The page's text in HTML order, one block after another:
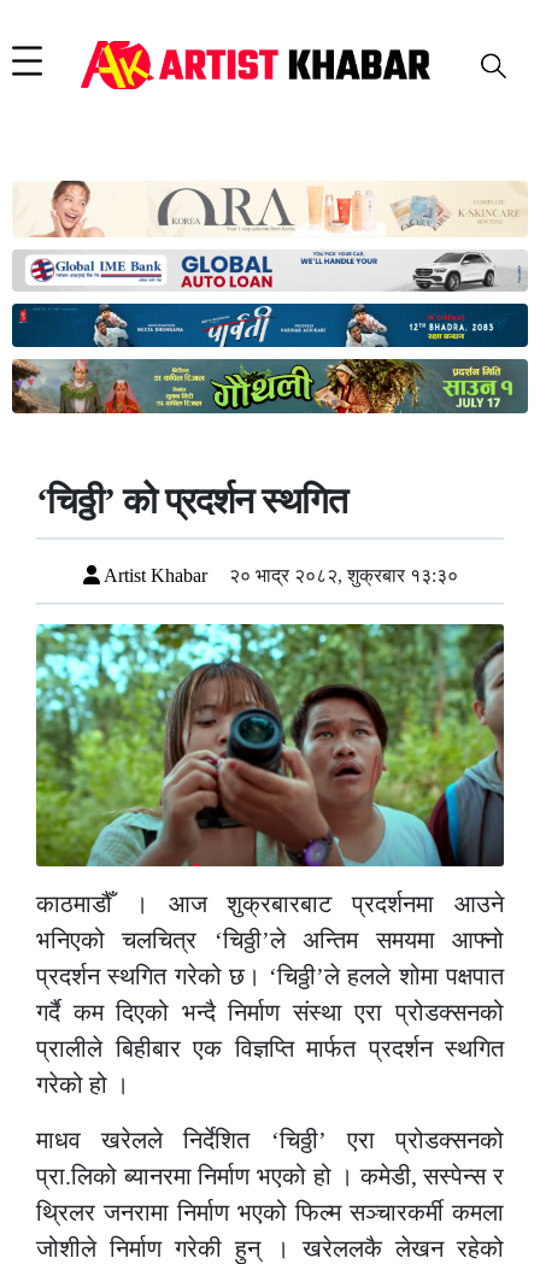
‘चिठ्ठी’ को प्रदर्शन स्थगित
Artist Khabar २० भाद्र २०८२, शुक्रबार १३:३०
काठमाडौँ । आज शुक्रबारबाट प्रदर्शनमा आउने
भनिएको चलचित्र ‘चिठ्ठी’ले अन्तिम समयमा आफ्नो
प्रदर्शन स्थगित गरेको छ। ‘चिठ्ठी’ले हलले शोमा पक्षपात
गर्दै कम दिएको भन्दै निर्माण संस्था एरा प्रोडक्सनको
प्रालीले बिहीबार एक विज्ञप्ति मार्फत प्रदर्शन स्थगित
गरेको हो ।
माधव खरेलले निर्देशित ‘चिठ्ठी’ एरा प्रोडक्सनको
प्रा.लिको ब्यानरमा निर्माण भएको हो । कमेडी, सस्पेन्स र
थ्रिलर जनरामा निर्माण भएको फिल्म सञ्चारकर्मी कमला
जोशीले निर्माण गरेकी हुन् । खरेललकै लेखन रहेको